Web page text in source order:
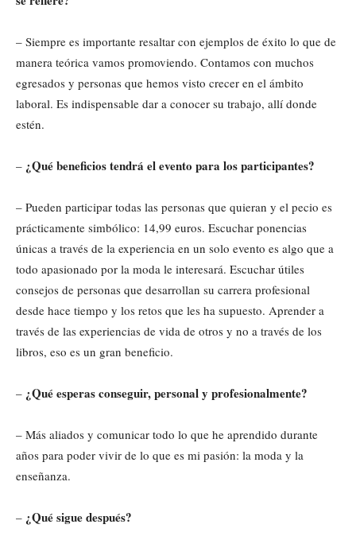
– Siempre es importante resaltar con ejemplos de éxito lo que de
manera teórica vamos promoviendo. Contamos con muchos
egresados y personas que hemos visto crecer en el ámbito
laboral. Es indispensable dar a conocer su trabajo, allí donde
estén.
– ¿Qué beneficios tendrá el evento para los participantes?
– Pueden participar todas las personas que quieran y el pecio es
prácticamente simbólico: 14,99 euros. Escuchar ponencias
únicas a través de la experiencia en un solo evento es algo que a
todo apasionado por la moda le interesará. Escuchar útiles
consejos de personas que desarrollan su carrera profesional
desde hace tiempo y los retos que les ha supuesto. Aprender a
través de las experiencias de vida de otros y no a través de los
libros, eso es un gran beneficio.
– ¿Qué esperas conseguir, personal y profesionalmente?
– Más aliados y comunicar todo lo que he aprendido durante
años para poder vivir de lo que es mi pasión: la moda y la
enseñanza.
– ¿Qué sigue después?